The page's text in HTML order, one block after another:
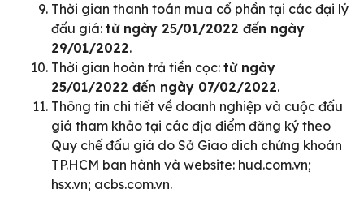
Thời gian thanh toán mua cổ phần tại các đại lý
đấu giá: từ ngày 25/01/2022 đến ngày
29/01/2022.
Thời gian hoàn trả tiền cọc: từ ngày
25/01/2022 đến ngày 07/02/2022.
Thông tin chi tiết về doanh nghiệp và cuộc đấu
giá tham khảo tại các địa điểm đăng ký theo
Quy chế đấu giá do Sở Giao dich chứng khoán
TP.HCM ban hành và website: hud.com.vn;
hsx.vn; acbs.com.vn.